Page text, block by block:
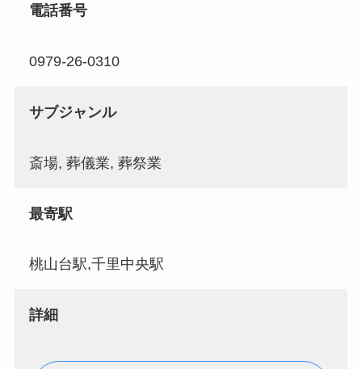
電話番号
0979-26-0310
サブジャンル
斎場, 葬儀業, 葬祭業
最寄駅
桃山台駅,千里中央駅
詳細